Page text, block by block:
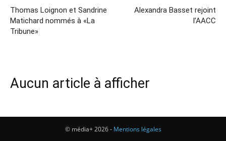
Thomas Loignon et Sandrine
Matichard nommés à «La
Tribune»
Alexandra Basset rejoint
l’AACC
Aucun article à afficher
© média+ 2026 - Mentions légales